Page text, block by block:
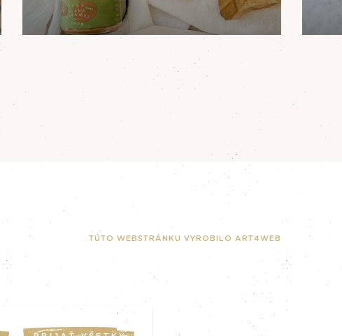
TÚTO WEBSTRÁNKU VYROBILO ART4WEB